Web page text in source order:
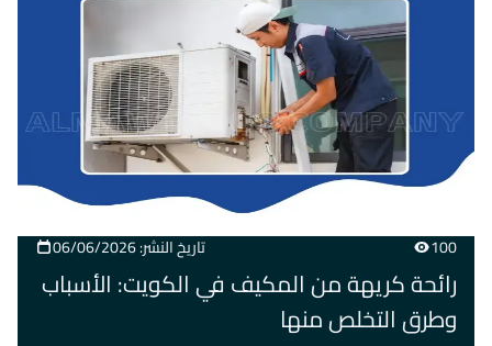
100 تاريخ النشر: 06/06/2026
رائحة كريهة من المكيف في الكويت: الأسباب
وطرق التخلص منها